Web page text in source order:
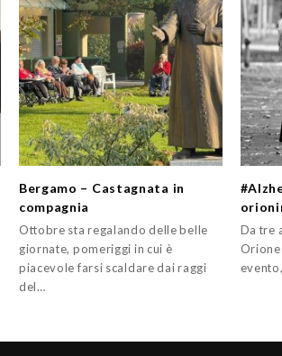
Bergamo – Castagnata in
compagnia
Ottobre sta regalando delle belle
giornate, pomeriggi in cui è
piacevole farsi scaldare dai raggi
del…
Da tre
Orione